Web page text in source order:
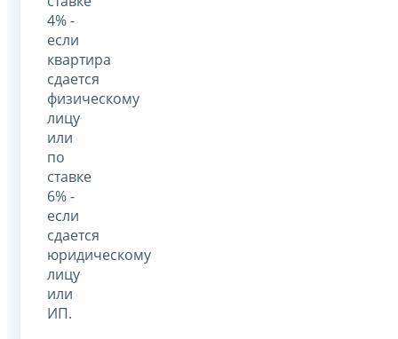
4% -
если
квартира
сдается
физическому
лицу
или
по
ставке
6% -
если
сдается
юридическому
лицу
или
ИП.